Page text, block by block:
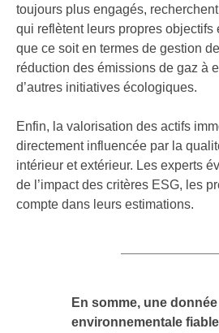
toujours plus engagés,
qui reflètent leurs propres objectifs
que ce soit en termes de gestion
réduction des émissions de gaz à
d’autres initiatives écologiques.
Enfin, la valorisation des actifs
directement influencée par la
intérieur et extérieur. Les experts
de l’impact des critères ESG, les
compte dans leurs estimations.
En somme, une donnée
environnementale